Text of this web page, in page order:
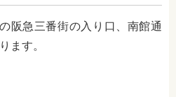
阪急三番街の入り口、南館通
ます。